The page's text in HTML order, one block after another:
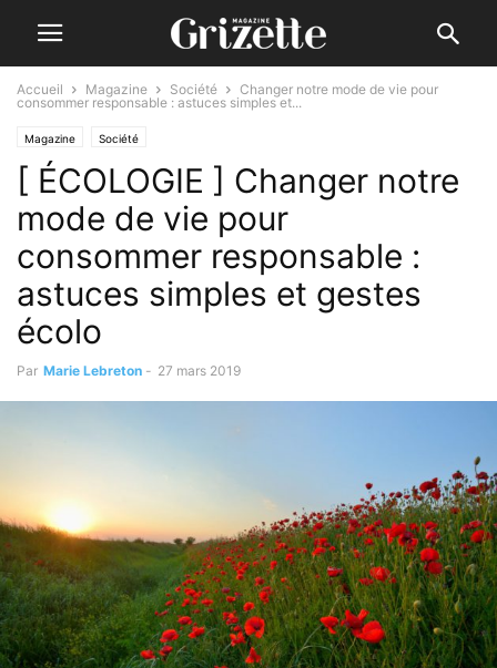
Accueil Magazine Société
Changer notre mode de vie pour
consommer responsable : astuces simples et...
Magazine Société
[ ÉCOLOGIE ] Changer notre
mode de vie pour
consommer responsable :
astuces simples et gestes
écolo
Par Marie Lebreton - 27 mars 2019